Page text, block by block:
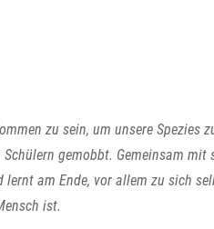
zu sein, um unsere Spezies
gemobbt. Gemeinsam
am Ende, vor allem zu sich
ist.